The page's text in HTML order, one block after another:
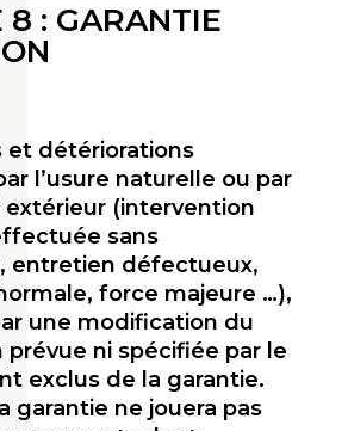
8 : GARANTIE
et détériorations
l’usure naturelle ou par
(interven­tion
sans
entretien défectueux,
force majeure …),
une modification du
prévue ni spécifiée par le
exclus de la garantie.
garantie ne jouera pas